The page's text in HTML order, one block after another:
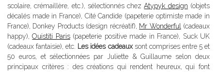
scolaire, crémaillère, etc.), sélectionnés chezAtypyk design (objets
décalés made in France), Cité Candide (papeterie optimiste made in
France), Donkey Products (design récréatif), Mr Wonderful (cadeaux
happy),Ouistiti Paris(papeterie positive made in France), Suck UK
(cadeaux fantaisie), etc. Les idées cadeauxsont comprises entre 5 et
50 euros, et sélectionnées par Juliette & Guillaume selon deux
principaux critères : des créations qui rendent heureux, qui font